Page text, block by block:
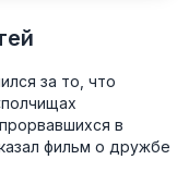
за то, что
в
фильм о дружбе